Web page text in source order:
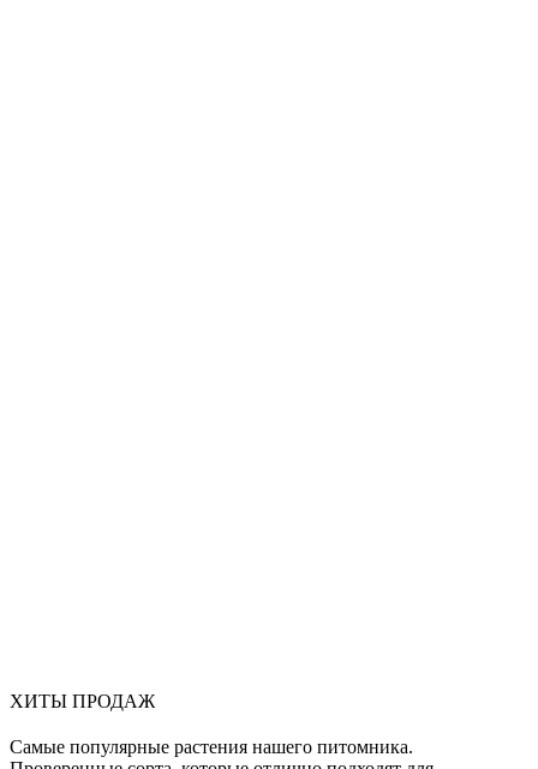
ХИТЫ ПРОДАЖ
Самые популярные растения нашего питомника.